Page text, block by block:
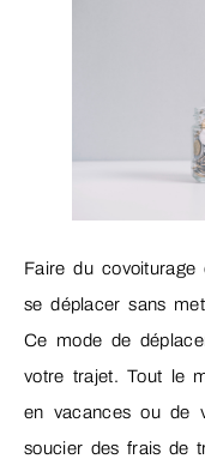
Faire du
se déplacer sans
Ce mode de
votre trajet. Tout le
en vacances ou de
soucier des frais de